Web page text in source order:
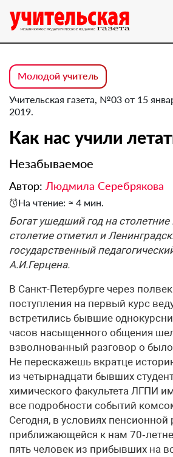
Молодой учитель
Учительская газета, №03 от 15
2019.
Как нас учили
Незабываемое
Автор: Людмила Серебрякова
На чтение: ≈ 4 мин.
Богат ушедший год на
столетие отметил и
государственный
А.И.Герцена.
В Санкт-Петербурге через
поступления на первый курс
встретились бывшие
часов насыщенного общения
взволнованный разговор о
Не перескажешь вкратце
из четырнадцати бывших
химического факультета ЛГПИ
все подробности событий
Сегодня, в условиях
приближающейся к нам
пять человек из прибывших на